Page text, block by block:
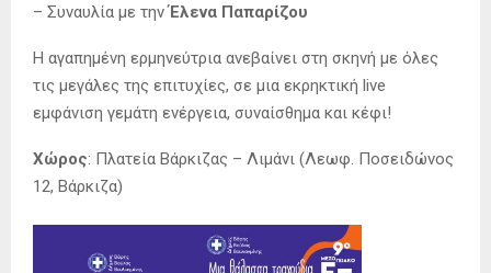
– Συναυλία με τηνΈλενα Παπαρίζου
Η αγαπημένη ερμηνεύτρια ανεβαίνει στη σκηνή με όλες
τις μεγάλες της επιτυχίες, σε μια εκρηκτική live
εμφάνιση γεμάτη ενέργεια, συναίσθημα και κέφι!
Χώρος: Πλατεία Βάρκιζας – Λιμάνι (Λεωφ. Ποσειδώνος
12, Βάρκιζα)